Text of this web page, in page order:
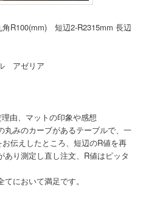
R100(mm) 短辺2-R2315mm 長辺
アゼリア
由、マットの印象や感想
丸みのカーブがあるテーブルで、一
伝えしたところ、短辺のR値を再
あり測定し直し注文、R値はピッタ
において満足です。